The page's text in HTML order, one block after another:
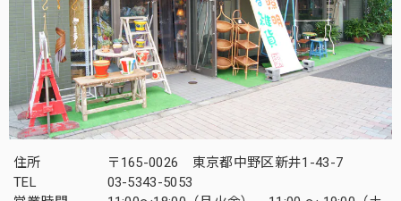
住所
〒165-0026 東京都中野区新井1-43-7
TEL
03-5343-5053